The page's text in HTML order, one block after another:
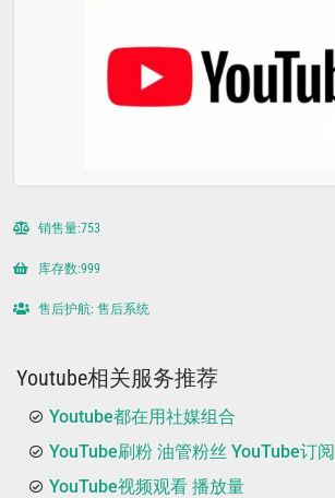
销售量:753
库存数:999
售后护航: 售后系统
Youtube相关服务推荐
Youtube都在用社媒组合
YouTube刷粉 油管粉丝 YouTube订阅
YouTube视频观看 播放量